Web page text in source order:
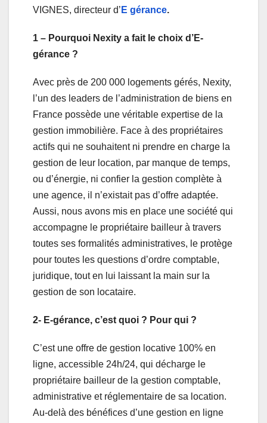
VIGNES, directeur d’ E gérance.
1 – Pourquoi Nexity a fait le choix d’E-
gérance ?
Avec près de 200 000 logements gérés, Nexity,
l’un des leaders de l’administration de biens en
France possède une véritable expertise de la
gestion immobilière. Face à des propriétaires
actifs qui ne souhaitent ni prendre en charge la
gestion de leur location, par manque de temps,
ou d’énergie, ni confier la gestion complète à
une agence, il n’existait pas d’offre adaptée.
Aussi, nous avons mis en place une société qui
accompagne le propriétaire bailleur à travers
toutes ses formalités administratives, le protège
pour toutes les questions d’ordre comptable,
juridique, tout en lui laissant la main sur la
gestion de son locataire.
2- E-gérance, c’est quoi ? Pour qui ?
C’est une offre de gestion locative 100% en
ligne, accessible 24h/24, qui décharge le
propriétaire bailleur de la gestion comptable,
administrative et réglementaire de sa location.
Au-delà des bénéfices d’une gestion en ligne